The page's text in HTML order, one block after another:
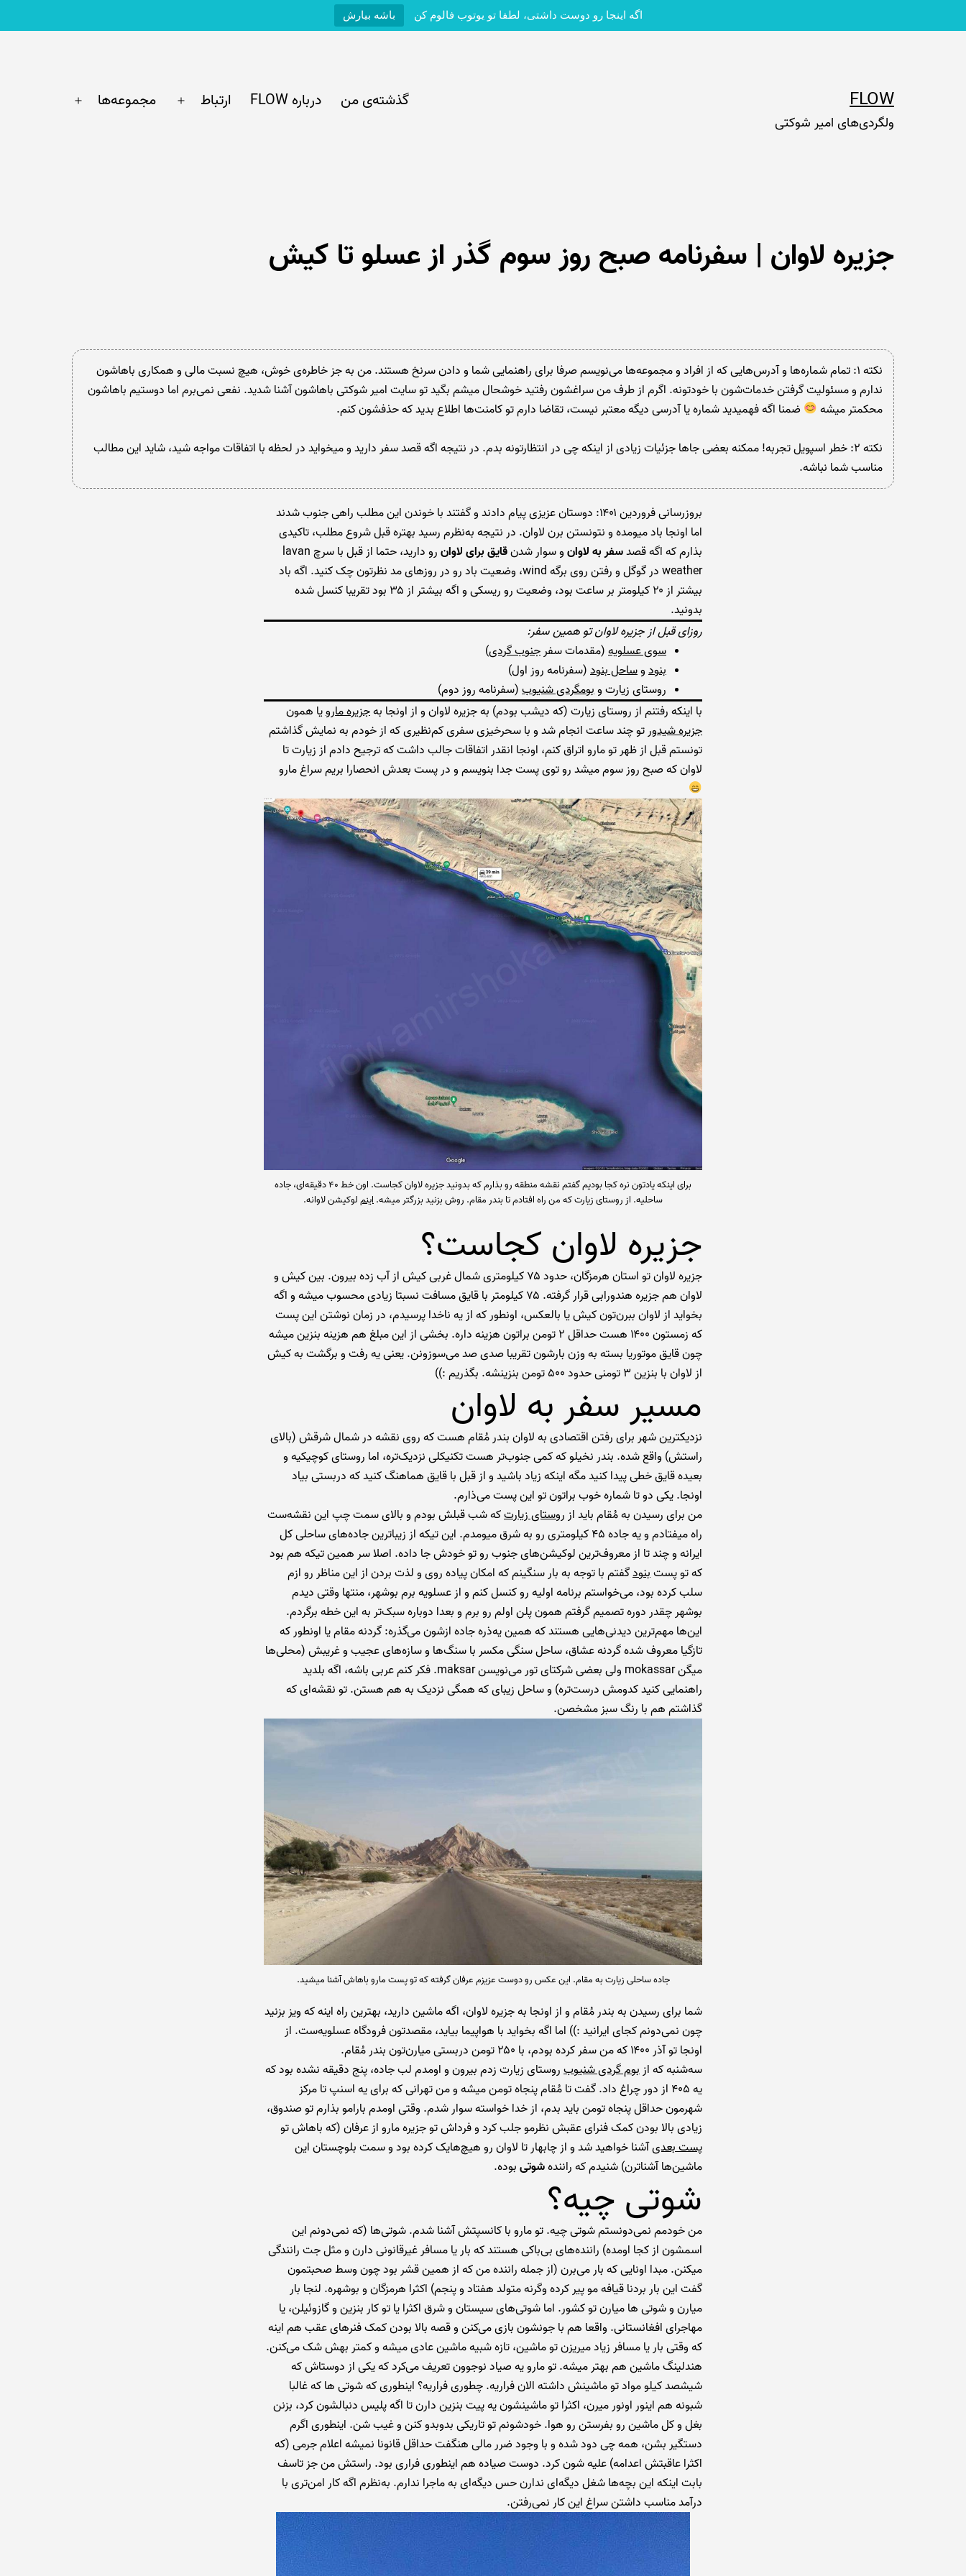
اگه اینجا رو دوست داشتی، لطفا تو یوتوب فالوم کن باشه بیارش
FLOW
ولگردی‌های امیر شوکتی
گذشته‌ی من درباره FLOW ارتباط
باز
مجموعه‌ها
باز
جزیره لاوان | سفرنامه صبح روز سوم گذر از عسلو تا کیش
نکته ۱: تمام شماره‌ها و آدرس‌هایی که از افراد و مجموعه‌ها می‌نویسم صرفا برای راهنمایی شما و دادن سرنخ هستند. من به جز خاطره‌ی خوش، هیچ نسبت مالی و همکاری باهاشون
ندارم و مسئولیت گرفتن خدمات‌شون با خودتونه. اگرم از طرف من سراغشون رفتید خوشحال میشم بگید تو سایت امیر شوکتی باهاشون آشنا شدید. نفعی نمی‌برم اما دوستیم باهاشون
محکمتر میشه
ضمنا اگه فهمیدید شماره یا آدرسی دیگه معتبر نیست، تقاضا دارم تو کامنت‌ها اطلاع بدید که حذفشون کنم.
نکته ۲: خطر اسپویل تجربه! ممکنه بعضی‌ جاها جزئیات زیادی از اینکه چی در انتظارتونه بدم. در نتیجه اگه قصد سفر دارید و میخواید در لحظه با اتفاقات مواجه شید، شاید این مطالب
مناسب شما نباشه.
بروزرسانی فروردین ۱۴۰۱: دوستان عزیزی پیام دادند و گفتند با خوندن این مطلب راهی جنوب شدند
اما اونجا باد میومده و نتونستن برن لاوان. در نتیجه به‌نظرم رسید بهتره قبل شروع مطلب، تاکیدی
بذارم که اگه قصدسفر به لاوان و سوار شدنقایق برای لاوان
رو دارید، حتما از قبل با سرچ lavan
weather در گوگل و رفتن روی برگه wind، وضعیت باد رو در روزهای مد نظرتون چک کنید. اگه باد
بیشتر از ۲۰ کیلومتر بر ساعت بود، وضعیت رو ریسکی و اگه بیشتر از ۳۵ بود تقریبا کنسل شده
بدونید.
روزای قبل از جزیره لاوان تو همین سفر:
سوی عسلویه (مقدمات سفر جنوب گردی)
بنود وساحل بنود (سفرنامه روز اول)
روستای زیارت و بومگردی شنیوب (سفرنامه روز دوم)
با اینکه رفتنم از روستای زیارت (که دیشب بودم) به جزیره لاوان و از اونجا بهجزیره مارویا همون
جزیره شیدور تو چند ساعت انجام شد و با سحرخیزی سفری کم‌نظیری که از خودم به نمایش گذاشتم
تونستم قبل از ظهر تو مارو اتراق کنم، اونجا انقدر اتفاقات جالب داشت که ترجیح دادم از زیارت تا
لاوان که صبح روز سوم میشد رو توی پست جدا بنویسم و در پست بعدش انحصارا بریم سراغ مارو
برای اینکه یادتون نره کجا بودیم گفتم نقشه منطقه رو بذارم که بدونید جزیره لاوان کجاست. اون خط ۴۰ دقیقه‌ای، جاده
ساحلیه. از روستای زیارت که من راه افتادم تا بندر مقام. روش بزنید بزرگتر میشه. اینم لوکیشن لاوانه.
جزیره لاوان کجاست؟
جزیره لاوان تو استان هرمزگان، حدود ۷۵ کیلومتری شمال غربی کیش از آب زده بیرون. بین کیش و
لاوان هم جزیره هندورابی قرار گرفته. ۷۵ کیلومتر با قایق مسافت نسبتا زیادی محسوب میشه و اگه
بخواید از لاوان ببرن‌تون کیش یا بالعکس، اونطور که از یه ناخدا پرسیدم، در زمان نوشتن این پست
که زمستون ۱۴۰۰ هست حداقل ۲ تومن براتون هزینه داره. بخشی از این مبلغ هم هزینه بنزین میشه
چون قایق موتوریا بسته به وزن بارشون تقریبا صدی صد می‌سوزونن. یعنی یه رفت و برگشت به کیش
از لاوان با بنزین ۳ تومنی حدود ۵۰۰ تومن بنزینشه. بگذریم :))
مسیر سفر به لاوان
نزدیکترین شهر برای رفتن اقتصادی به لاوان بندر مُقام هست که روی نقشه در شمال شرقش (بالای
راستش) واقع شده. بندر نخیلو که کمی جنوب‌تر هست تکنیکلی نزدیک‌تره، اما روستای کوچیکیه و
بعیده قایق خطی پیدا کنید مگه اینکه زیاد باشید و از قبل با قایق هماهنگ کنید که دربستی بیاد
اونجا. یکی دو تا شماره خوب براتون تو این پست می‌ذارم.
من برای رسیدن به مُقام باید از روستای زیارتکه شب قبلش بودم و بالای سمت چپ این نقشه‌ست
راه میفتادم و یه جاده ۴۵ کیلومتری رو به شرق میومدم. این تیکه از زیباترین جاده‌های ساحلی کل
ایرانه و چند تا از معروف‌ترین لوکیشن‌های جنوب رو تو خودش جا داده. اصلا سر همین تیکه هم بود
که تو پست بنودگفتم با توجه به بار سنگینم که امکان پیاده روی و لذت بردن از این مناظر رو ازم
سلب کرده بود، می‌خواستم برنامه اولیه رو کنسل کنم و از عسلویه برم بوشهر، منتها وقتی دیدم
بوشهر چقدر دوره تصمیم گرفتم همون پلن اولم رو برم و بعدا دوباره سبک‌تر به این خطه برگردم.
این‌ها مهم‌ترین دیدنی‌هایی هستند که همین یه‌ذره جاده ازشون می‌گذره: گردنه مقام یا اونطور که
تازگیا معروف شده گردنه عشاق، ساحل سنگی مکسر با سنگ‌ها و سازه‌های عجیب و غریبش (محلی‌ها
میگن mokassar ولی بعضی شرکتای تور می‌نویسن maksar. فکر کنم عربی باشه، اگه بلدید
راهنمایی کنید کدومش درست‌تره) و ساحل زیبای که همگی نزدیک به هم هستن. تو نقشه‌ای که
گذاشتم هم با رنگ سبز مشخصن.
جاده ساحلی زیارت به مقام. این عکس رو دوست عزیزم عرفان گرفته که تو پست مارو باهاش آشنا میشید.
شما برای رسیدن به بندر مُقام و از اونجا به جزیره لاوان، اگه ماشین دارید، بهترین راه اینه که ویز بزنید
چون نمی‌دونم کجای ایرانید :)) اما اگه بخواید با هواپیما بیاید، مقصدتون فرودگاه عسلویه‌ست. از
اونجا تو آذر ۱۴۰۰ که من سفر کرده بودم، با ۲۵۰ تومن دربستی میارن‌تون بندر مُقام.
سه‌شنبه که از بوم گردی شنیوب روستای زیارت زدم بیرون و اومدم لب جاده، پنج دقیقه نشده بود که
یه ۴۰۵ از دور چراغ داد. گفت تا مُقام پنجاه تومن میشه و من تهرانی که برای یه اسنپ تا مرکز
شهرمون حداقل پنجاه تومن باید بدم، از خدا خواسته سوار شدم. وقتی اومدم بارامو بذارم تو صندوق،
زیادی بالا بودن کمک فنرای عقبش نظرمو جلب کرد و فرداش تو جزیره مارو از عرفان (که باهاش تو
پست بعدیآشنا خواهید شد و از چابهار تا لاوان رو هیچ‌هایک کرده بود و سمت بلوچستان این
ماشین‌ها آشناترن) شنیدم که رانندهشوتی بوده.
شوتی چیه؟
من خودمم نمی‌دونستم شوتی چیه. تو مارو با کانسپتش آشنا شدم. شوتی‌ها (که نمی‌دونم این
اسمشون از کجا اومده) راننده‌های بی‌باکی هستند که بار یا مسافر غیرقانونی دارن و مثل جت رانندگی
میکنن. مبدا اونایی که بار می‌برن (از جمله راننده من که از همین قشر بود چون وسط صحبتمون
گفت این بار بردنا قیافه مو پیر کرده وگرنه متولد هفتاد و پنجم) اکثرا هرمزگان و بوشهره. لنجا بار
میارن و شوتی ها میارن تو کشور. اما شوتی‌های سیستان و شرق اکثرا یا تو کار بنزین و گازوئیلن، یا
مهاجرای افغانستانی. واقعا هم با جونشون بازی می‌کنن و قصه بالا بودن کمک فنرهای عقب هم اینه
که وقتی بار یا مسافر زیاد میریزن تو ماشین، تازه شبیه ماشین عادی میشه و کمتر بهش شک می‌کنن.
هندلینگ ماشین هم بهتر میشه. تو مارو یه صیاد نوجوون تعریف می‌کرد که یکی از دوستاش که
شیشصد کیلو مواد تو ماشینش داشته الان فراریه. چطوری فراریه؟ اینطوری که شوتی ها که غالبا
شبونه هم اینور اونور میرن، اکثرا تو ماشینشون یه پیت بنزین دارن تا اگه پلیس دنبالشون کرد، بزنن
بغل و کل ماشین رو بفرستن رو هوا. خودشونم تو تاریکی بدوبدو کنن و غیب شن. اینطوری اگرم
دستگیر بشن، همه چی دود شده و با وجود ضرر مالی هنگفت حداقل قانونا نمیشه اعلام جرمی (که
اکثرا عاقبتش اعدامه) علیه شون کرد. دوست صیاده هم اینطوری فراری بود. راستش من جز تاسف
بابت اینکه این بچه‌ها شغل دیگه‌ای ندارن حس دیگه‌ای به ماجرا ندارم. به‌نظرم اگه کار امن‌تری با
درآمد مناسب داشتن سراغ این کار نمی‌رفتن.